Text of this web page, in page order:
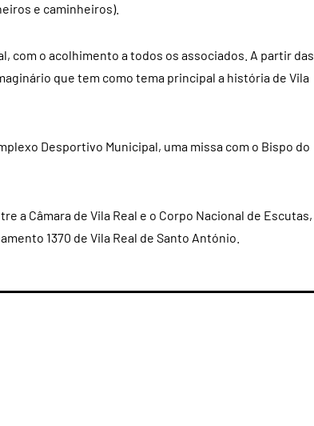
e caminheiros).
com o acolhimento a todos os associados. A partir das
que tem como tema principal a história de Vila
Desportivo Municipal, uma missa com o Bispo do
a Câmara de Vila Real e o Corpo Nacional de Escutas,
1370 de Vila Real de Santo António.